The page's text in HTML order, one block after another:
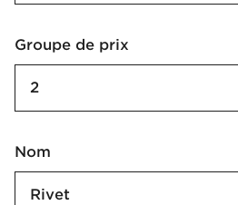
Groupe de prix
2
Nom
Rivet